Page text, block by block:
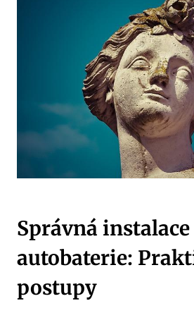
Správná
autobaterie:
postupy